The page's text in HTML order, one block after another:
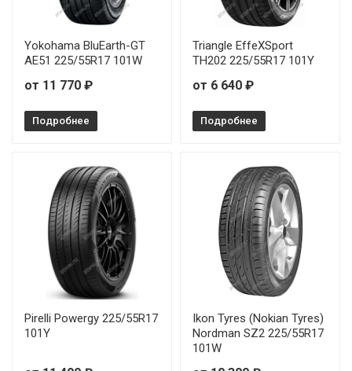
Continental EcoContact 7 255/40R21 102V
Continental EcoContact 7 235/55R18 104W
Yokohama BluEarth-GT
AE51 225/55R17 101W
от 11 770 ₽
Подробнее
Triangle EffeXSport
TH202 225/55R17 101Y
от 6 640 ₽
Подробнее
Pirelli Powergy 225/55R17
101Y
Ikon Tyres (Nokian Tyres)
Nordman SZ2 225/55R17
101W